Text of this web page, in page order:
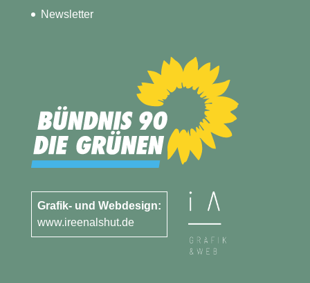
Newsletter
Grafik- und Webdesign:
www.ireenalshut.de